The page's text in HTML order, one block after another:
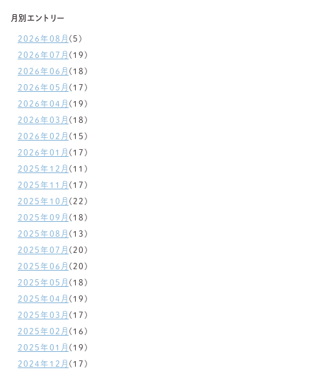
月別エントリー
2026年08月 (5)
2026年07月 (19)
2026年06月 (18)
2026年05月 (17)
2026年04月 (19)
2026年03月 (18)
2026年02月 (15)
2026年01月 (17)
2025年12月 (11)
2025年11月 (17)
2025年10月 (22)
2025年09月 (18)
2025年08月 (13)
2025年07月 (20)
2025年06月 (20)
2025年05月 (18)
2025年04月 (19)
2025年03月 (17)
2025年02月 (16)
2025年01月 (19)
2024年12月 (17)